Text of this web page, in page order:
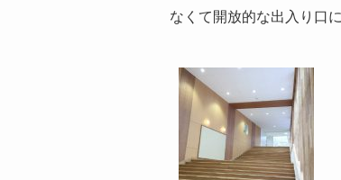
なくて開放的な出入り口